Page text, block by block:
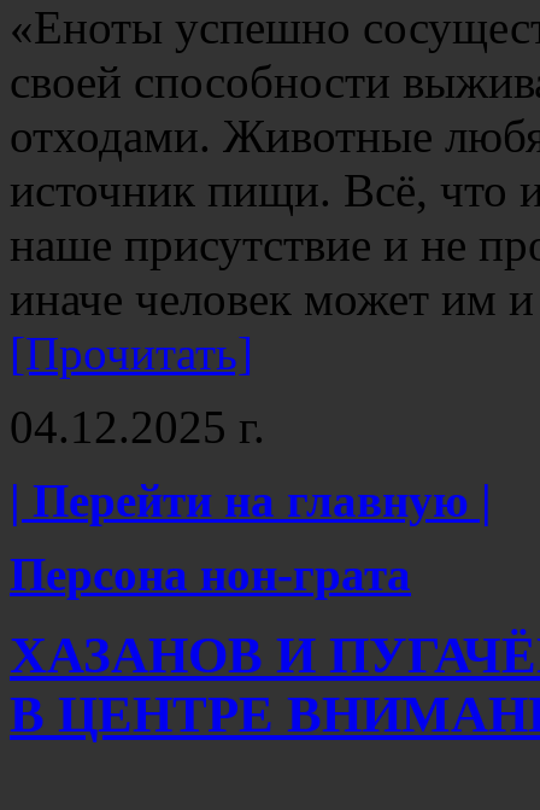
«Еноты успешно
своей способности
отходами. Животные
источник пищи. Всё, что
наше присутствие и не
иначе человек может им
[Прочитать]
04.12.2025 г.
| Перейти на главную |
Персона нон-грата
ХАЗАНОВ И
В ЦЕНТРЕ